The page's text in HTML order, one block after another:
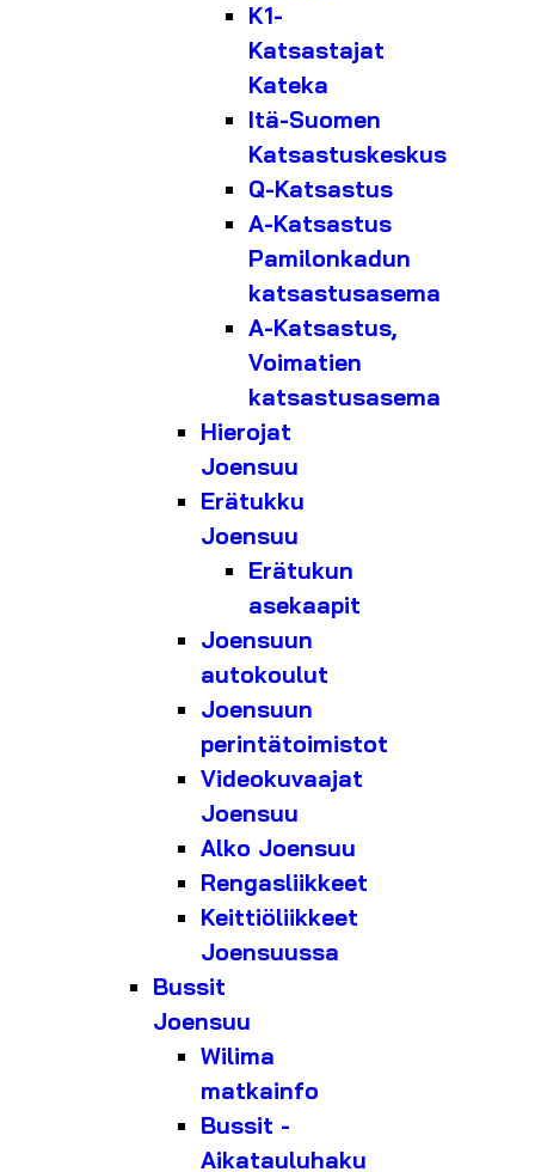
K1-
Katsastajat
Kateka
Itä-Suomen
Katsastuskeskus
Q-Katsastus
A-Katsastus
Pamilonkadun
katsastusasema
A-Katsastus,
Voimatien
katsastusasema
Hierojat
Joensuu
Erätukku
Joensuu
Erätukun
asekaapit
Joensuun
autokoulut
Joensuun
perintätoimistot
Videokuvaajat
Joensuu
Alko Joensuu
Rengasliikkeet
Keittiöliikkeet
Joensuussa
Bussit
Joensuu
Wilima
matkainfo
Bussit -
Aikatauluhaku